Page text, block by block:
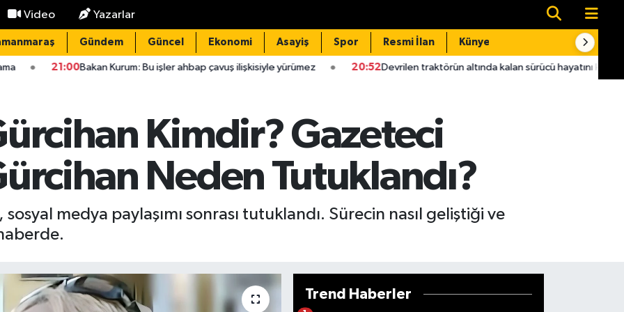
Video Yazarlar
Gündem Güncel Ekonomi Asayiş Spor Resmi İlan Künye
Bakan Kurum: Bu işler ahbap çavuş ilişkisiyle yürümez 20:52Devrilen traktörün altında kalan sürücü hayatını kaybetti
Kimdir? Gazeteci
Neden Tutuklandı?
medya paylaşımı sonrası tutuklandı. Sürecin nasıl geliştiği ve
Trend Haberler